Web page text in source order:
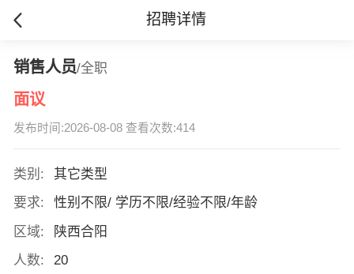
招聘详情
销售人员/全职
面议
发布时间:2026-08-08 查看次数:414
类别:
其它类型
要求:
性别不限/ 学历不限/经验不限/年龄
区域:
陕西合阳
人数:
20